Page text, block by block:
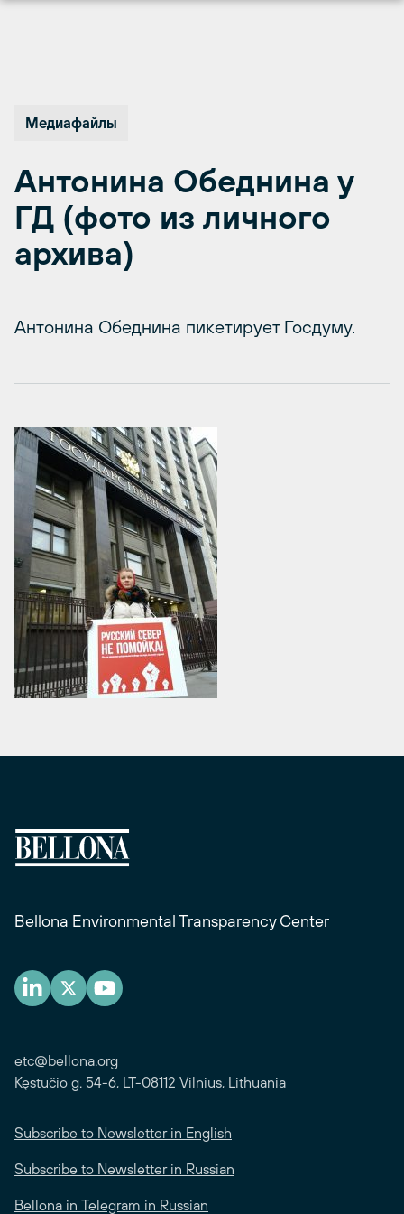
Медиафайлы
Антонина Обеднина у
ГД (фото из личного
архива)
Антонина Обеднина пикетирует Госдуму.
Bellona Environmental Transparency Center
etc@bellona.org
Kęstučio g. 54-6, LT-08112 Vilnius, Lithuania
Subscribe to Newsletter in English
Subscribe to Newsletter in Russian
Bellona in Telegram in Russian